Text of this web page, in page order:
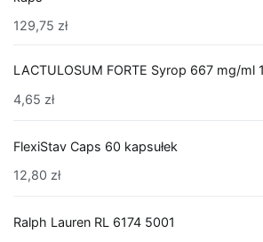
129,75 zł
LACTULOSUM FORTE Syrop 667 mg/ml
4,65 zł
FlexiStav Caps 60 kapsułek
12,80 zł
Ralph Lauren RL 6174 5001